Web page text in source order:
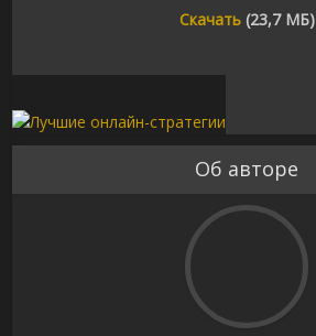
Скачать (23,7 МБ)
Об авторе